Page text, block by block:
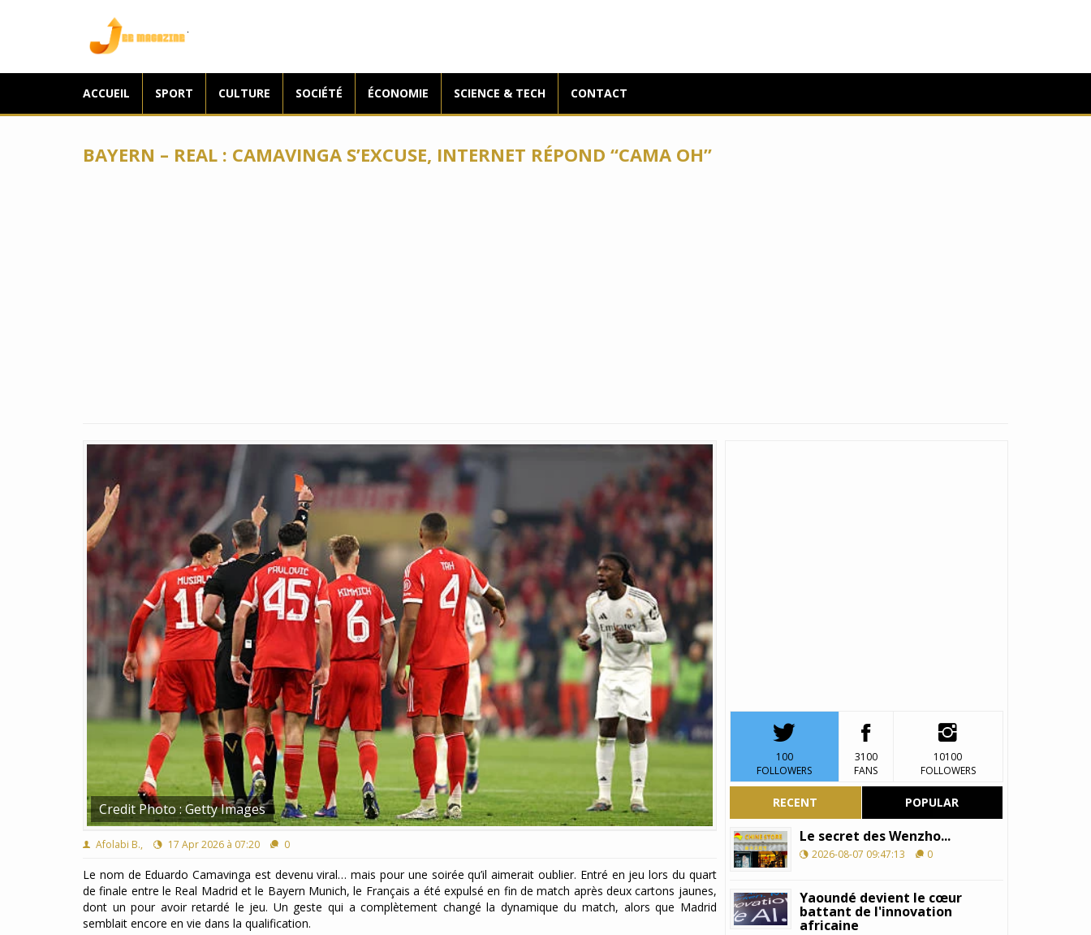
ACCUEIL SPORT CULTURE SOCIÉTÉ ÉCONOMIE SCIENCE & TECH CONTACT
BAYERN – REAL : CAMAVINGA S’EXCUSE, INTERNET RÉPOND “CAMA OH”
Credit Photo : Getty Images
Afolabi B., 17 Apr 2026 à 07:20 0
Le nom de Eduardo Camavinga est devenu viral… mais pour une soirée qu’il aimerait oublier. Entré en jeu lors du quart
de finale entre le Real Madrid et le Bayern Munich, le Français a été expulsé en fin de match après deux cartons jaunes,
dont un pour avoir retardé le jeu. Un geste qui a complètement changé la dynamique du match, alors que Madrid
semblait encore en vie dans la qualification.
100
FOLLOWERS
3100
FANS
10100
FOLLOWERS
RECENT POPULAR
Le secret des Wenzho...
2026-08-07 09:47:13 0
Yaoundé devient le cœur
battant de l'innovation
africaine